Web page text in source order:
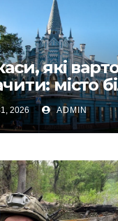
які
місто
зелені
з
2026 ADMIN